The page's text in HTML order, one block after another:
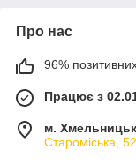
Про нас
96% позитивних
Працює з
м.
Староміська,